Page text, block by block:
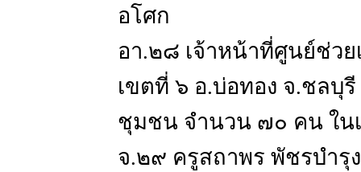
อโศก
อา.๒๘ เจ้าหน้าที่ศูนย์ช่ว
เขตที่ ๖ อ.บ่อทอง จ.ชล
ชุมชน จำนวน ๗๐ คน ใน
จ.๒๙ ครูสถาพร พัชรบำรุ